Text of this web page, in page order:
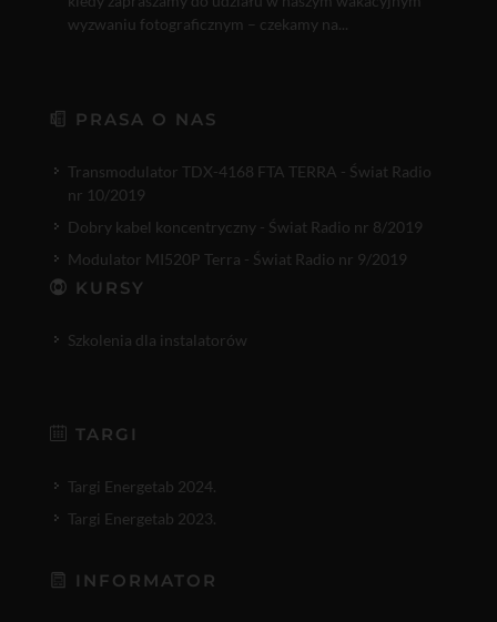
wyzwaniu fotograficznym – czekamy na...
PRASA O NAS
Transmodulator TDX-4168 FTA TERRA - Świat Radio
nr 10/2019
Dobry kabel koncentryczny - Świat Radio nr 8/2019
Modulator MI520P Terra - Świat Radio nr 9/2019
KURSY
Szkolenia dla instalatorów
TARGI
Targi Energetab 2024.
Targi Energetab 2023.
INFORMATOR